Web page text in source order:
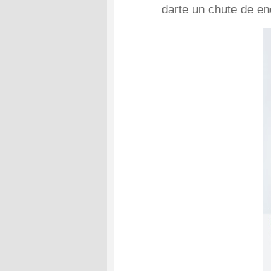
darte un chute de